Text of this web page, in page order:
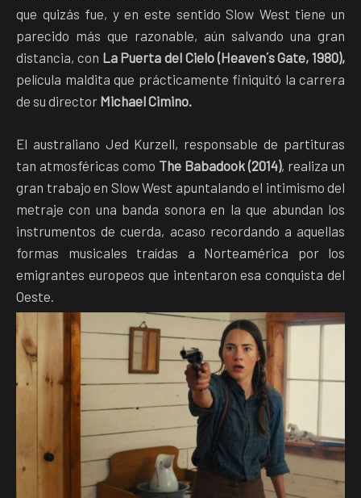
que quizás fue, y en este sentido Slow West tiene un
parecido más que razonable, aún salvando una gran
distancia, con La Puerta del Cielo (Heaven´s Gate, 1980),
película maldita que prácticamente finiquitó la carrera
de su director Michael Cimino.
El australiano Jed Kurzell, responsable de partituras
tan atmosféricas como The Babadook (2014), realiza un
gran trabajo en Slow West apuntalando el intimismo del
metraje con una banda sonora en la que abundan los
instrumentos de cuerda, acaso recordando a aquellas
formas musicales traídas a Norteamérica por los
emigrantes europeos que intentaron esa conquista del
Oeste.